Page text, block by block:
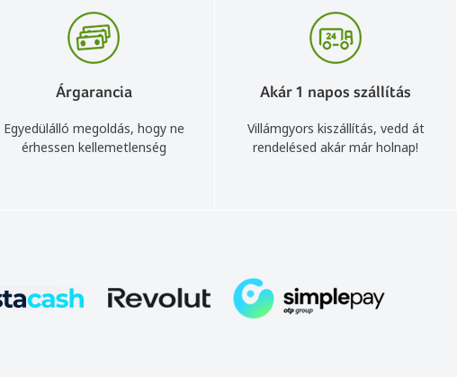
Árgarancia
Egyedülálló megoldás, hogy ne
érhessen kellemetlenség
Akár 1 napos szállítás
Villámgyors kiszállítás, vedd át
rendelésed akár már holnap!